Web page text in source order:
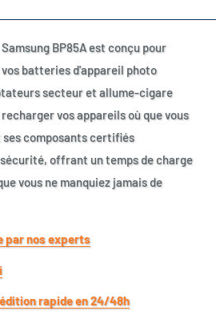
BP85A est conçu pour
batteries d'appareil photo
secteur et allume-cigare
vos appareils où que vous
ses composants certifiés
offrant un temps de charge
vous ne manquiez jamais de
par nos experts
rapide en 24/48h